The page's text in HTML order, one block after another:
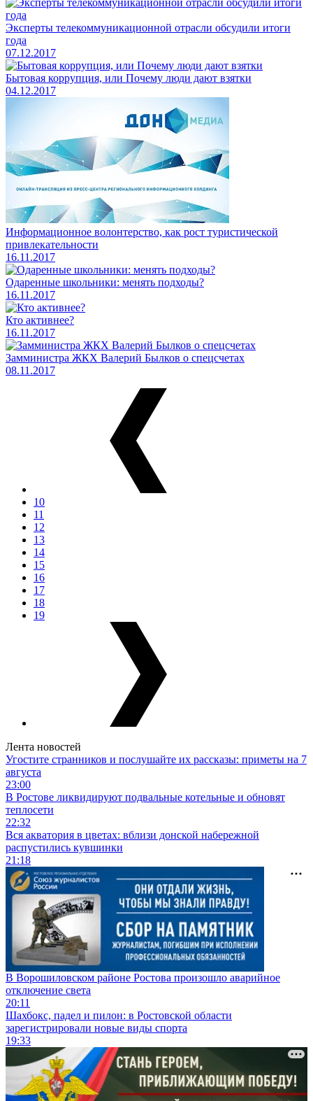
Эксперты телекоммуникационной отрасли обсудили итоги
года
07.12.2017
Бытовая коррупция, или Почему люди дают взятки
04.12.2017
Информационное волонтерство, как рост туристической
привлекательности
16.11.2017
Одаренные школьники: менять подходы?
16.11.2017
Кто активнее?
16.11.2017
Замминистра ЖКХ Валерий Былков о спецсчетах
08.11.2017
10
11
12
13
14
15
16
17
18
19
Лента новостей
Угостите странников и послушайте их рассказы: приметы на 7
августа
23:00
В Ростове ликвидируют подвальные котельные и обновят
теплосети
22:32
Вся акватория в цветах: вблизи донской набережной
распустились кувшинки
21:18
В Ворошиловском районе Ростова произошло аварийное
отключение света
20:11
Шахбокс, падел и пилон: в Ростовской области
зарегистрировали новые виды спорта
19:33